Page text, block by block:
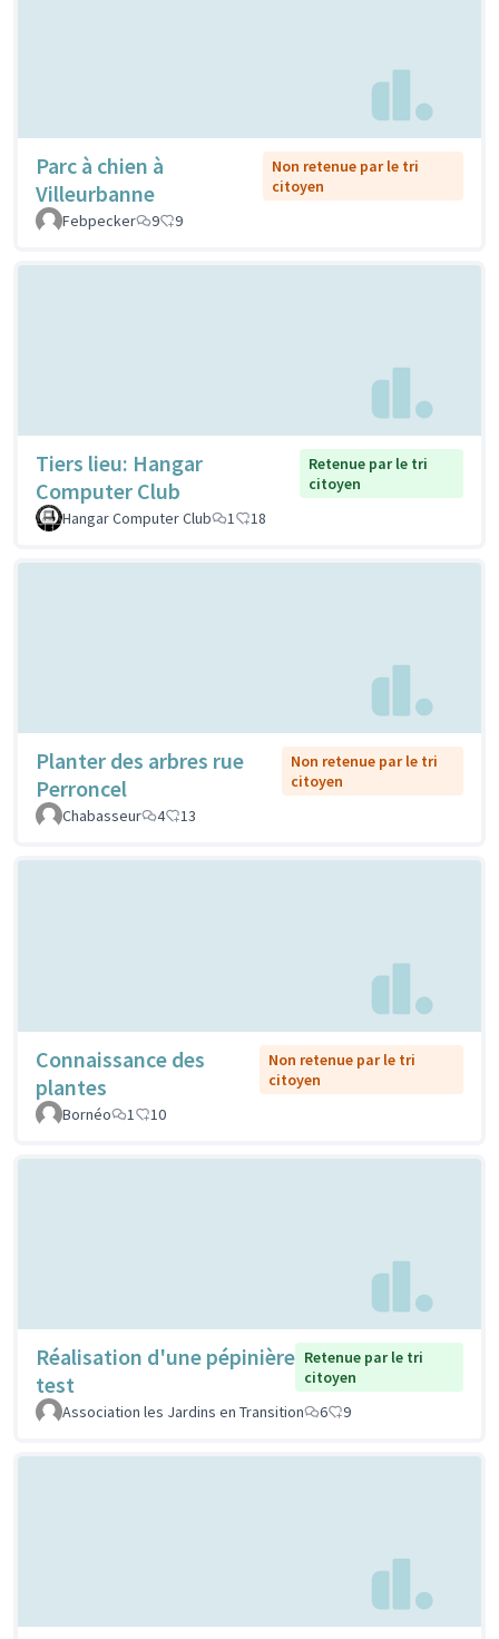
Parc à chien à
Villeurbanne
Non retenue par le tri
citoyen
Febpecker
9 9
Tiers lieu: Hangar
Computer Club
Retenue par le tri
citoyen
Hangar Computer Club
1 18
Planter des arbres rue
Perroncel
Non retenue par le tri
citoyen
Chabasseur
4 13
Connaissance des
plantes
Non retenue par le tri
citoyen
Bornéo
1 10
Réalisation d'une pépinière
test
Retenue par le tri
citoyen
Association les Jardins en Transition
6 9